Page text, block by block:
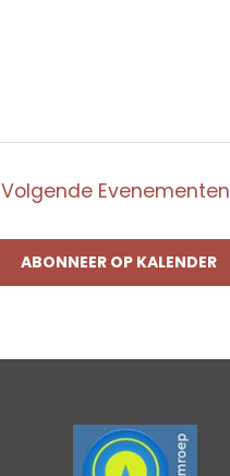
Volgende Evenementen
ABONNEER OP KALENDER